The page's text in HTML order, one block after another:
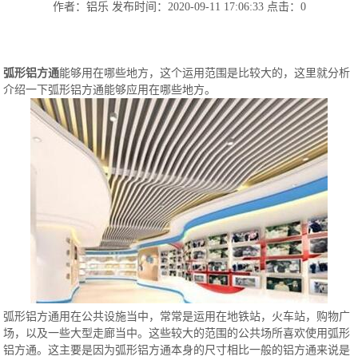
作者：铝乐 发布时间：2020-09-11 17:06:33 点击： 0
弧形铝方通能够用在哪些地方，这个运用范围是比较大的，这里就分析
介绍一下弧形铝方通能够应用在哪些地方。
弧形铝方通用在公共设施当中，常常是运用在地铁站，火车站，购物广
场，以及一些大型走廊当中。这些较大的范围的公共场所喜欢使用弧形
铝方通。这主要是因为弧形铝方通本身的尺寸相比一般的铝方通来说是